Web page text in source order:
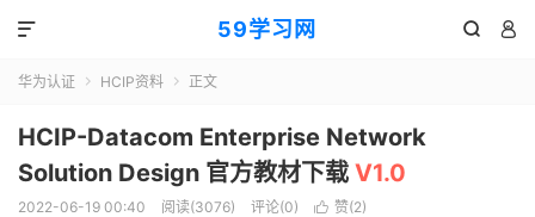
59学习网  

华为认证  HCIP资料  正文
HCIP-Datacom Enterprise Network
Solution Design 官方教材下载 V1.0
2022-06-19 00:40 阅读(3076) 评论(0)  赞(2)